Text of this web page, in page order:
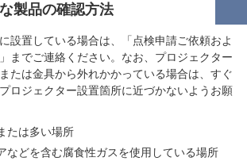
製品の確認方法
設置している場合は、「点検申請ご依頼およ
までご連絡ください。なお、プロジェクター
たは金具から外れかかっている場合は、すぐ
ロジェクター設置箇所に近づかないようお願
たは多い場所
などを含む腐食性ガスを使用している場所